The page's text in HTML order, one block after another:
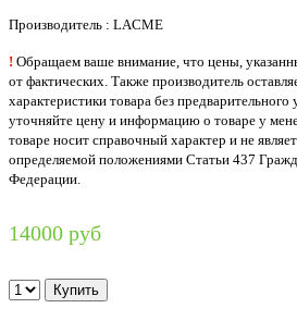
Производитель : LACME
! Обращаем ваше внимание, что цены,
от фактических. Также производитель
характеристики товара без
уточняйте цену и информацию о товаре у
товаре носит справочный характер и не
определяемой положениями Статьи 437
Федерации.
14000 руб